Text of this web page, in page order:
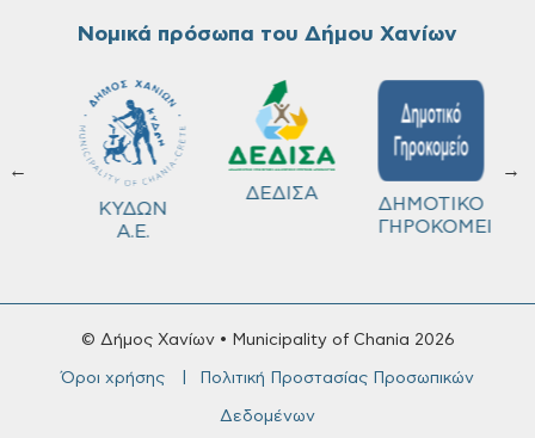
Νομικά πρόσωπα του Δήμου Χανίων
←
ΚΥΔΩΝ
Α.Ε.
ΔΕΔΙΣΑ
ΔΗΜΟΤΙΚΟ
ΓΗΡΟΚΟΜΕΙΟ
→
© Δήμος Χανίων • Municipality of Chania 2026
Όροι χρήσης Πολιτική Προστασίας Προσωπικών
Δεδομένων